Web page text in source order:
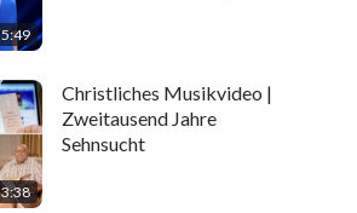
5:49
3:38
Christliches Musikvideo |
Zweitausend Jahre
Sehnsucht